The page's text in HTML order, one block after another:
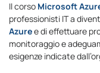
Il corso Microsoft
professionisti IT a
Azuree di effettuare
monitoraggio e
esigenze indicate